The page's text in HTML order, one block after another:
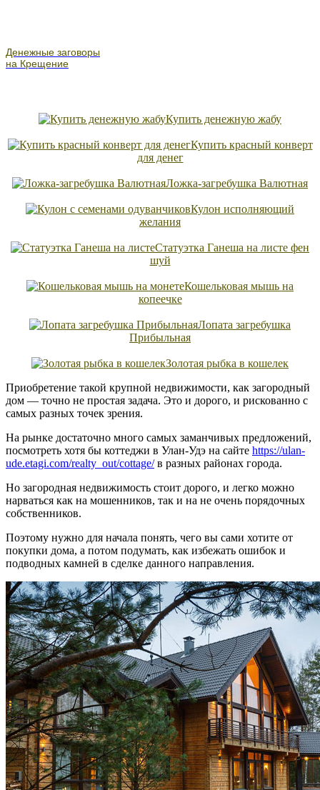
Денежные заговоры
на Крещение
Купить денежную жабу
Купить красный конверт
для денег
Ложка-загребушка Валютная
Кулон исполняющий
желания
Статуэтка Ганеша на листе фен
шуй
Кошельковая мышь на
копеечке
Лопата загребушка
Прибыльная
Золотая рыбка в кошелек
Приобретение такой крупной недвижимости, как загородный
дом — точно не простая задача. Это и дорого, и рискованно с
самых разных точек зрения.
На рынке достаточно много самых заманчивых предложений,
посмотреть хотя бы коттеджи в Улан-Удэ на сайте https://ulan-
ude.etagi.com/realty_out/cottage/в разных районах города.
Но загородная недвижимость стоит дорого, и легко можно
нарваться как на мошенников, так и на не очень порядочных
собственников.
Поэтому нужно для начала понять, чего вы сами хотите от
покупки дома, а потом подумать, как избежать ошибок и
подводных камней в сделке данного направления.